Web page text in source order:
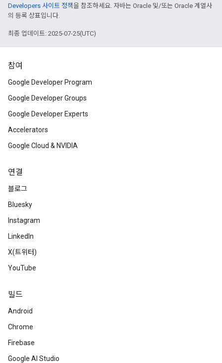
Developers 사이트 정책을 참조하세요. 자바는 Oracle 및/또는 Oracle 계열사
의 등록 상표입니다.
최종 업데이트: 2025-07-25(UTC)
참여
Google Developer Program
Google Developer Groups
Google Developer Experts
Accelerators
Google Cloud & NVIDIA
연결
블로그
Bluesky
Instagram
LinkedIn
X(트위터)
YouTube
빌드
Android
Chrome
Firebase
Google AI Studio